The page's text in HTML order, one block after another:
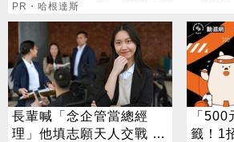
PR・哈根達斯
長輩喊「念企管當總經
理」他填志願天人交戰 過
「
籤！1